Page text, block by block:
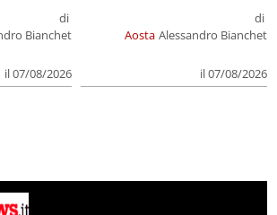
di
Bianchet
il 07/08/2026
Aosta
di
Alessandro Bianchet
il 07/08/2026